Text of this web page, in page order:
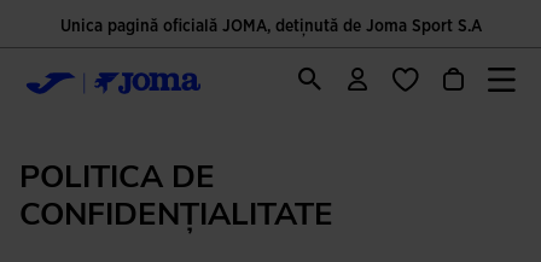
Unica pagină oficială JOMA, deținută de Joma Sport S.A
POLITICA DE
CONFIDENȚIALITATE